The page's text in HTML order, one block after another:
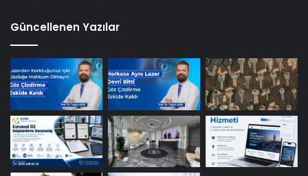
Güncellenen Yazılar